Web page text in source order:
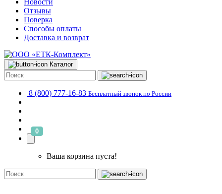
Новости
Отзывы
Поверка
Способы оплаты
Доставка и возврат
Каталог
8 (800) 777-16-83 Бесплатный звонок по России
0
Ваша корзина пуста!